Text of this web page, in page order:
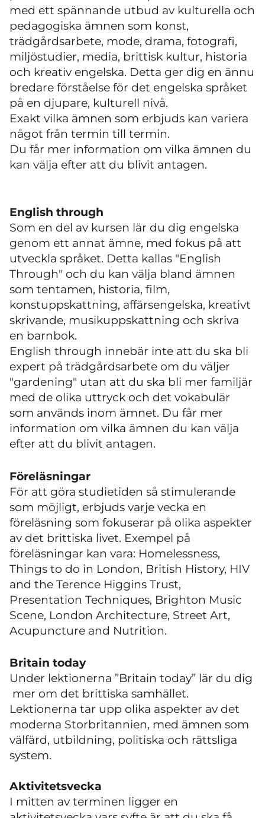
med ett spännande utbud av kulturella och
pedagogiska ämnen som konst,
trädgårdsarbete, mode, drama, fotografi,
miljöstudier, media, brittisk kultur, historia
och kreativ engelska. Detta ger dig en ännu
bredare förståelse för det engelska språket
på en djupare, kulturell nivå.
Exakt vilka ämnen som erbjuds kan variera
något från termin till termin.
Du får mer information om vilka ämnen du
kan välja efter att du blivit antagen.
English through
Som en del av kursen lär du dig engelska
genom ett annat ämne, med fokus på att
utveckla språket. Detta kallas "English
Through" och du kan välja bland ämnen
som tentamen, historia, film,
konstuppskattning, affärsengelska, kreativt
skrivande, musikuppskattning och skriva
en barnbok.
English through innebär inte att du ska bli
expert på trädgårdsarbete om du väljer
"gardening" utan att du ska bli mer familjär
med de olika uttryck och det vokabulär
som används inom ämnet. Du får mer
information om vilka ämnen du kan välja
efter att du blivit antagen.
Föreläsningar
För att göra studietiden så stimulerande
som möjligt, erbjuds varje vecka en
föreläsning som fokuserar på olika aspekter
av det brittiska livet. Exempel på
föreläsningar kan vara: Homelessness,
Things to do in London, British History, HIV
and the Terence Higgins Trust,
Presentation Techniques, Brighton Music
Scene, London Architecture, Street Art,
Acupuncture and Nutrition.
Britain today
Under lektionerna ”Britain today” lär du dig
mer om det brittiska samhället.
Lektionerna tar upp olika aspekter av det
moderna Storbritannien, med ämnen som
välfärd, utbildning, politiska och rättsliga
system.
Aktivitetsvecka
I mitten av terminen ligger en